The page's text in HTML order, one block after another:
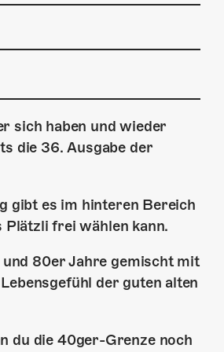
sich haben und wieder
die 36. Ausgabe der
gibt es im hinteren Bereich
Plätzli frei wählen kann.
80er Jahre gemischt mit
der guten alten
du die 40ger-Grenze noch